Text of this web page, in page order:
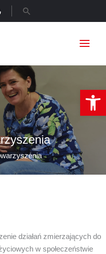
Szukaj
działań zmierzających do
w społeczeństwie